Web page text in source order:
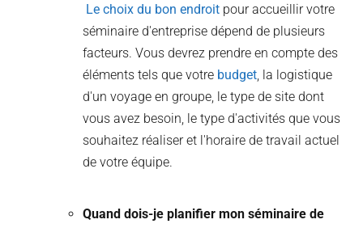
Le choix du bon endroit pour accueillir votre
séminaire d'entreprise dépend de plusieurs
facteurs. Vous devrez prendre en compte des
éléments tels que votre budget, la logistique
d'un voyage en groupe, le type de site dont
vous avez besoin, le type d'activités que vous
souhaitez réaliser et l'horaire de travail actuel
de votre équipe.
Quand dois-je planifier mon séminaire de